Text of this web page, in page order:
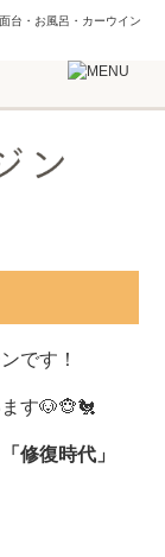
台・お風呂・ カーウイン
です！
す🐶🐵🐔
「修復時代」